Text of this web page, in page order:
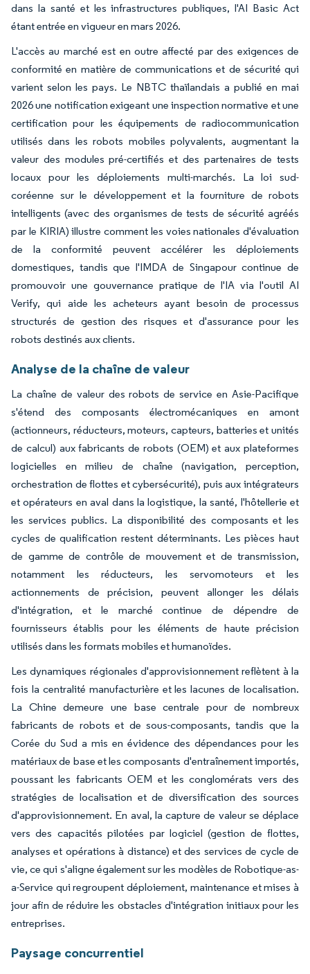
dans la santé et les infrastructures publiques, l'AI Basic Act
étant entrée en vigueur en mars 2026.
L'accès au marché est en outre affecté par des exigences de
conformité en matière de communications et de sécurité qui
varient selon les pays. Le NBTC thaïlandais a publié en mai
2026 une notification exigeant une inspection normative et une
certification pour les équipements de radiocommunication
utilisés dans les robots mobiles polyvalents, augmentant la
valeur des modules pré-certifiés et des partenaires de tests
locaux pour les déploiements multi-marchés. La loi sud-
coréenne sur le développement et la fourniture de robots
intelligents (avec des organismes de tests de sécurité agréés
par le KIRIA) illustre comment les voies nationales d'évaluation
de la conformité peuvent accélérer les déploiements
domestiques, tandis que l'IMDA de Singapour continue de
promouvoir une gouvernance pratique de l'IA via l'outil AI
Verify, qui aide les acheteurs ayant besoin de processus
structurés de gestion des risques et d'assurance pour les
robots destinés aux clients.
Analyse de la chaîne de valeur
La chaîne de valeur des robots de service en Asie-Pacifique
s'étend des composants électromécaniques en amont
(actionneurs, réducteurs, moteurs, capteurs, batteries et unités
de calcul) aux fabricants de robots (OEM) et aux plateformes
logicielles en milieu de chaîne (navigation, perception,
orchestration de flottes et cybersécurité), puis aux intégrateurs
et opérateurs en aval dans la logistique, la santé, l'hôtellerie et
les services publics. La disponibilité des composants et les
cycles de qualification restent déterminants. Les pièces haut
de gamme de contrôle de mouvement et de transmission,
notamment les réducteurs, les servomoteurs et les
actionnements de précision, peuvent allonger les délais
d'intégration, et le marché continue de dépendre de
fournisseurs établis pour les éléments de haute précision
utilisés dans les formats mobiles et humanoïdes.
Les dynamiques régionales d'approvisionnement reflètent à la
fois la centralité manufacturière et les lacunes de localisation.
La Chine demeure une base centrale pour de nombreux
fabricants de robots et de sous-composants, tandis que la
Corée du Sud a mis en évidence des dépendances pour les
matériaux de base et les composants d'entraînement importés,
poussant les fabricants OEM et les conglomérats vers des
stratégies de localisation et de diversification des sources
d'approvisionnement. En aval, la capture de valeur se déplace
vers des capacités pilotées par logiciel (gestion de flottes,
analyses et opérations à distance) et des services de cycle de
vie, ce qui s'aligne également sur les modèles de Robotique-as-
a-Service qui regroupent déploiement, maintenance et mises à
jour afin de réduire les obstacles d'intégration initiaux pour les
entreprises.
Paysage concurrentiel